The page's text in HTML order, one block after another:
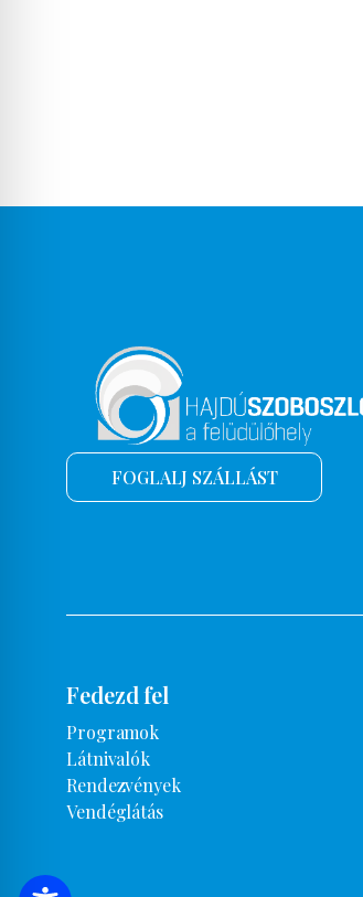
FOGLALJ SZÁLLÁST
Fedezd fel
Programok
Látnivalók
Rendezvények
Vendéglátás